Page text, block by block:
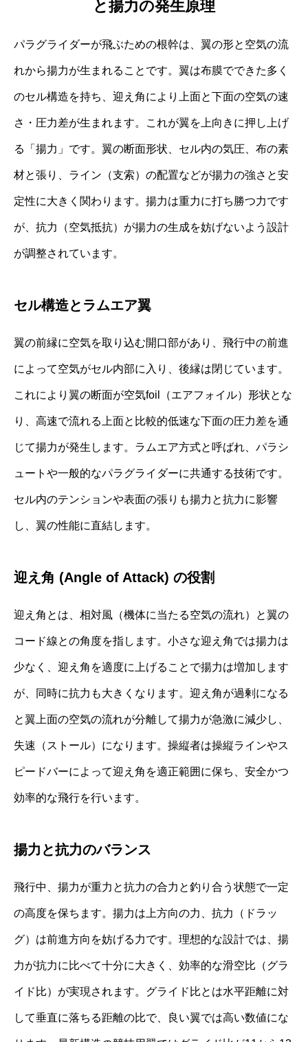
と揚力の発生原理
パラグライダーが飛ぶための根幹は、翼の形と空気の流
れから揚力が生まれることです。翼は布膜でできた多く
のセル構造を持ち、迎え角により上面と下面の空気の速
さ・圧力差が生まれます。これが翼を上向きに押し上げ
る「揚力」です。翼の断面形状、セル内の気圧、布の素
材と張り、ライン（支索）の配置などが揚力の強さと安
定性に大きく関わります。揚力は重力に打ち勝つ力です
が、抗力（空気抵抗）が揚力の生成を妨げないよう設計
が調整されています。
セル構造とラムエア翼
翼の前縁に空気を取り込む開口部があり、飛行中の前進
によって空気がセル内部に入り、後縁は閉じています。
これにより翼の断面が空気foil（エアフォイル）形状とな
り、高速で流れる上面と比較的低速な下面の圧力差を通
じて揚力が発生します。ラムエア方式と呼ばれ、パラシ
ュートや一般的なパラグライダーに共通する技術です。
セル内のテンションや表面の張りも揚力と抗力に影響
し、翼の性能に直結します。
迎え角 (Angle of Attack) の役割
迎え角とは、相対風（機体に当たる空気の流れ）と翼の
コード線との角度を指します。小さな迎え角では揚力は
少なく、迎え角を適度に上げることで揚力は増加します
が、同時に抗力も大きくなります。迎え角が過剰になる
と翼上面の空気の流れが分離して揚力が急激に減少し、
失速（ストール）になります。操縦者は操縦ラインやス
ピードバーによって迎え角を適正範囲に保ち、安全かつ
効率的な飛行を行います。
揚力と抗力のバランス
飛行中、揚力が重力と抗力の合力と釣り合う状態で一定
の高度を保ちます。揚力は上方向の力、抗力（ドラッ
グ）は前進方向を妨げる力です。理想的な設計では、揚
力が抗力に比べて十分に大きく、効率的な滑空比（グラ
イド比）が実現されます。グライド比とは水平距離に対
して垂直に落ちる距離の比で、良い翼では高い数値にな